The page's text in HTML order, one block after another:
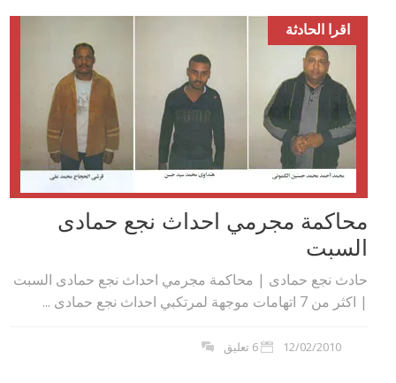
اقرا الحادثة
محاكمة مجرمي احداث نجع حمادى
السبت
حادث نجع حمادى | محاكمة مجرمي احداث نجع حمادى السبت
| اكثر من 7 اتهامات موجهة لمرتكبي احداث نجع حمادى ...
12/02/2010 6 تعليق